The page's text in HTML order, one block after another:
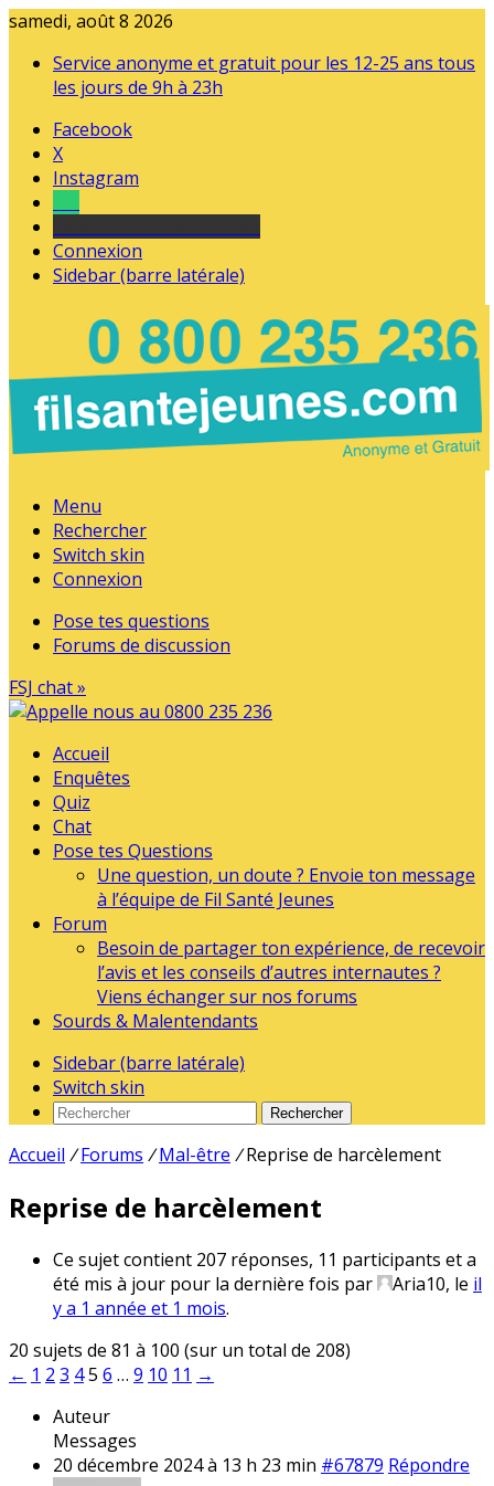
samedi, août 8 2026
Service anonyme et gratuit pour les 12-25 ans tous
les jours de 9h à 23h
Facebook
X
Instagram
Connexion
Sidebar (barre latérale)
Menu
Rechercher
Switch skin
Connexion
Pose tes questions
Forums de discussion
FSJ chat »
Accueil
Enquêtes
Quiz
Chat
Pose tes Questions
Une question, un doute ? Envoie ton message
à l’équipe de Fil Santé Jeunes
Forum
Besoin de partager ton expérience, de recevoir
l’avis et les conseils d’autres internautes ?
Viens échanger sur nos forums
Sourds & Malentendants
Sidebar (barre latérale)
Switch skin
Rechercher
Accueil / Forums / Mal-être / Reprise de harcèlement
Reprise de harcèlement
Ce sujet contient 207 réponses, 11 participants et a
été mis à jour pour la dernière fois par
Aria10, le il
y a 1 année et 1 mois.
20 sujets de 81 à 100 (sur un total de 208)
← 1 2 3 45 6 … 9 10 11 →
Auteur
Messages
20 décembre 2024 à 13 h 23 min #67879 Répondre